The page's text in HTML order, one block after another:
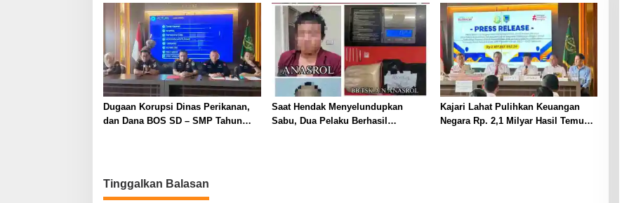
2026
Dugaan Korupsi Dinas Perikanan,
dan Dana BOS SD – SMP Tahun
Saat Hendak Menyelundupkan
Sabu, Dua Pelaku Berhasil
Kajari Lahat Pulihkan Keuangan
Negara Rp. 2,1 Milyar Hasil Temuan
Tinggalkan Balasan